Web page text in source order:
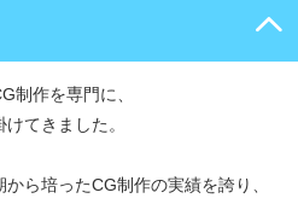
制作を専門に、
てきました。
ら培ったCG制作の実績を誇り、